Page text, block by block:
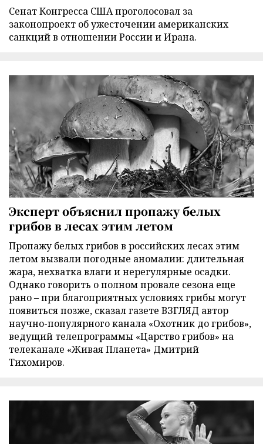
Сенат Конгресса США проголосовал за
законопроект об ужесточении американских
санкций в отношении России и Ирана.
Эксперт объяснил пропажу белых
грибов в лесах этим летом
Пропажу белых грибов в российских лесах этим
летом вызвали погодные аномалии: длительная
жара, нехватка влаги и нерегулярные осадки.
Однако говорить о полном провале сезона еще
рано – при благоприятных условиях грибы могут
появиться позже, сказал газете ВЗГЛЯД автор
научно-популярного канала «Охотник до грибов»,
ведущий телепрограммы «Царство грибов» на
телеканале «Живая Планета» Дмитрий
Тихомиров.